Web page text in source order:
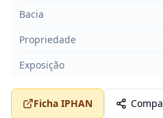
Bacia
Propriedade
Exposição
Ficha IPHAN